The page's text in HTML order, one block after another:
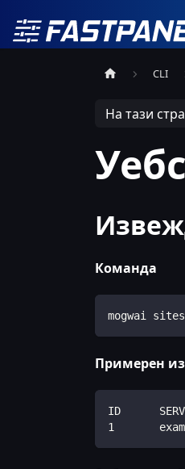
CLI
На тази
Команда
mogwai
Примерен
ID
1